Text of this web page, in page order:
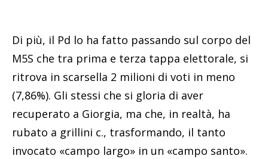
Di più, il Pd lo ha fatto passando sul corpo del
M5S che tra prima e terza tappa elettorale, si
ritrova in scarsella 2 milioni di voti in meno
(7,86%). Gli stessi che si gloria di aver
recuperato a Giorgia, ma che, in realtà, ha
rubato a grillini c., trasformando, il tanto
invocato «campo largo» in un «campo santo».